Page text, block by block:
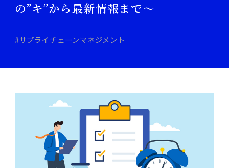
の”キ”から最新情報まで～
#サプライチェーンマネジメント